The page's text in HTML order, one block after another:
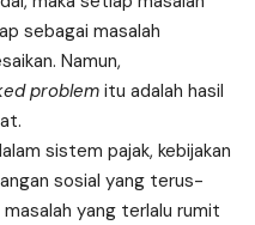
sebagai masalah
Namun,
problem itu adalah hasil
sistem pajak, kebijakan
sosial yang terus-
yang terlalu rumit